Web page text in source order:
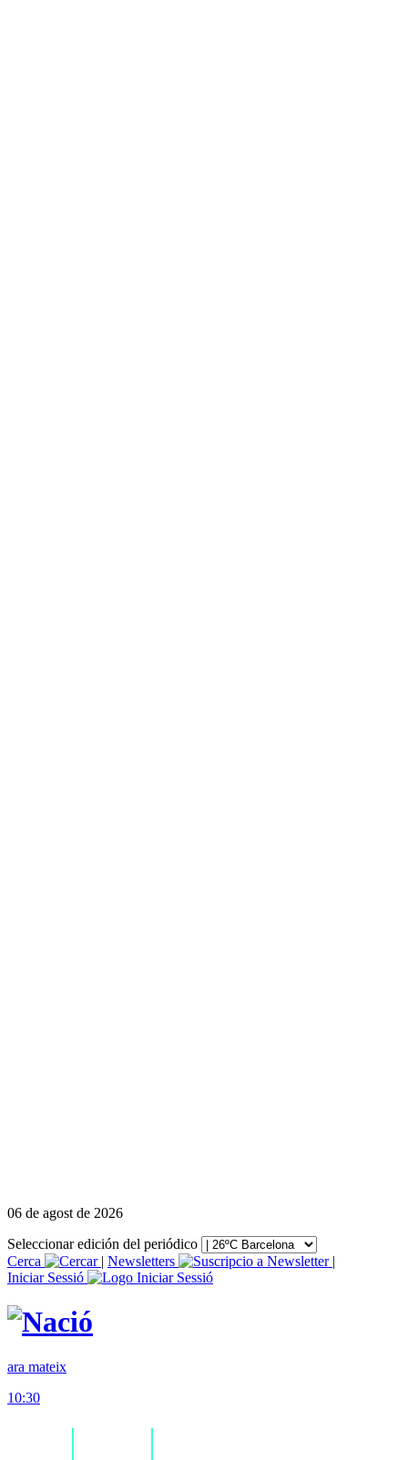
06 de agost de 2026
Seleccionar edición del periódico
Cerca
| Newsletters
|
Iniciar Sessió
ara mateix
10:30